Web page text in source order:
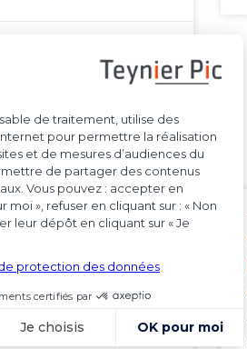
Indépendance et
simple mention
d’un tiers dans la
sheet n’impose